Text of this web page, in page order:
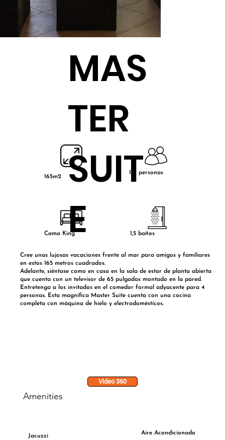
DLY
MAS
TER
SUIT
E
165m2
1-2 personas
Cama King 1,5 baños
Cree unas lujosas vacaciones frente al mar para amigos y familiares
en estos 165 metros cuadrados.
Adelante, siéntase como en casa en la sala de estar de planta abierta
que cuenta con un televisor de 65 pulgadas montado en la pared.
Entretenga a los invitados en el comedor formal adyacente para 4
personas. Esta magnífica Master Suite cuenta con una cocina
completa con máquina de hielo y electrodomésticos.
Video 360
Jacuzzi Aire Acondicionado
Amenities